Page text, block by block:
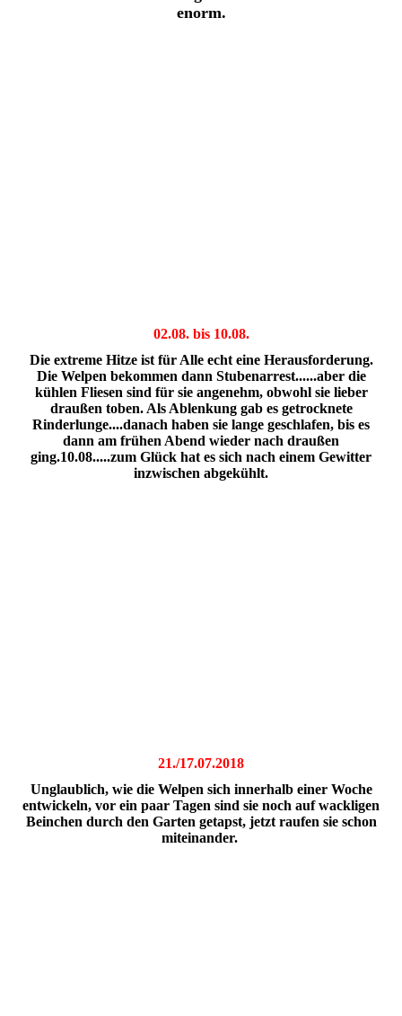
enorm.
02.08. bis 10.08.
Die extreme Hitze ist für Alle echt eine Herausforderung.
Die Welpen bekommen dann Stubenarrest......aber die
kühlen Fliesen sind für sie angenehm, obwohl sie lieber
draußen toben. Als Ablenkung gab es getrocknete
Rinderlunge....danach haben sie lange geschlafen, bis es
dann am frühen Abend wieder nach draußen
ging.10.08.....zum Glück hat es sich nach einem Gewitter
inzwischen abgekühlt.
21./17.07.2018
Unglaublich, wie die Welpen sich innerhalb einer Woche
entwickeln, vor ein paar Tagen sind sie noch auf wackligen
Beinchen durch den Garten getapst, jetzt raufen sie schon
miteinander.